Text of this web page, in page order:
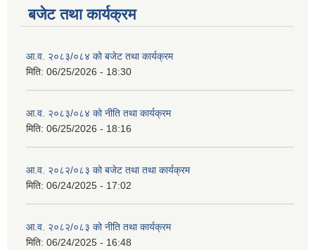
बजेट तथा कार्यक्रम
आ.व. २०८३/०८४ को बजेट तथा कार्यक्रम
मिति: 06/25/2026 - 18:30
आ.व. २०८३/०८४ को नीति तथा कार्यक्रम
मिति: 06/25/2026 - 18:16
आ.व. २०८२/०८३ को बजेट तथा तथा कार्यक्रम
मिति: 06/24/2025 - 17:02
आ.व. २०८२/०८३ को नीति तथा कार्यक्रम
मिति: 06/24/2025 - 16:48